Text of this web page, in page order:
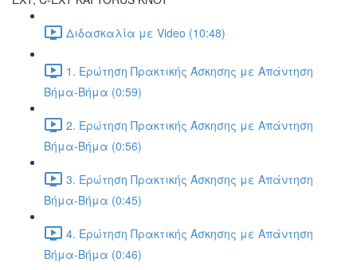
Διδασκαλία με Video (10:48)
1. Ερώτηση Πρακτικής Άσκησης με Απάντηση
Βήμα-Βήμα (0:59)
2. Ερώτηση Πρακτικής Άσκησης με Απάντηση
Βήμα-Βήμα (0:56)
3. Ερώτηση Πρακτικής Άσκησης με Απάντηση
Βήμα-Βήμα (0:45)
4. Ερώτηση Πρακτικής Άσκησης με Απάντηση
Βήμα-Βήμα (0:46)